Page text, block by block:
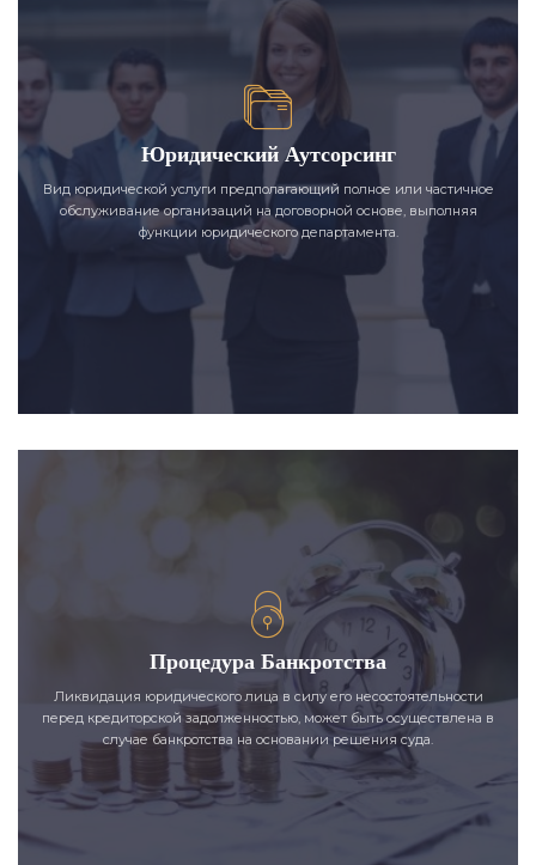
Юридический Аутсорсинг
Вид юридической услуги предполагающий полное или частичное
обслуживание организаций на договорной основе, выполняя
функции юридического департамента.
Процедура Банкротства
Ликвидация юридического лица в силу его несостоятельности
перед кредиторской задолженностью, может быть осуществлена в
случае банкротства на основании решения суда.